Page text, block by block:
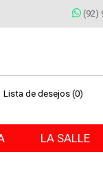
(92)
Lista de desejos (0)
LA SALLE